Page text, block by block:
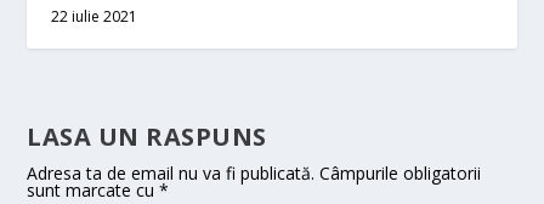
22 iulie 2021
LASA UN RASPUNS
Adresa ta de email nu va fi publicată. Câmpurile obligatorii
sunt marcate cu*